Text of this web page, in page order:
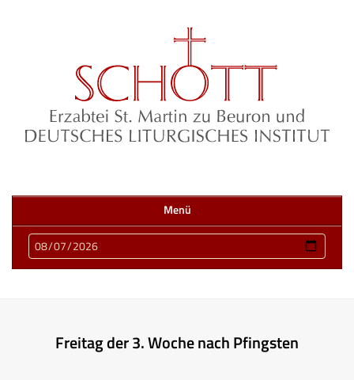
Menü
Freitag der 3. Woche nach Pfingsten